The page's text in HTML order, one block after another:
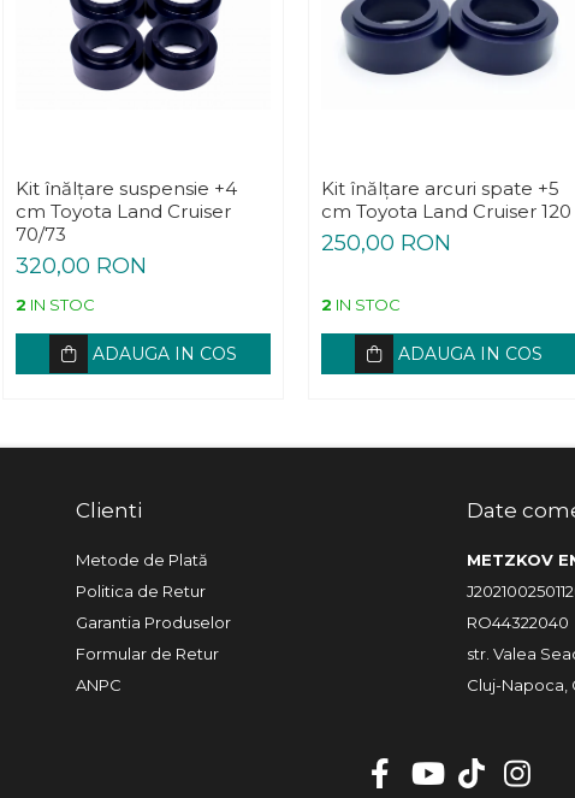
Kit înălțare suspensie +4
cm Toyota Land Cruiser
70/73
320,00 RON
2 IN STOC
ADAUGA IN COS
Kit înălțare arcuri spate +5
cm Toyota Land Cruiser 120
250,00 RON
2 IN STOC
ADAUGA IN COS
Clienti
Metode de Plată
Politica de Retur
Garantia Produselor
Formular de Retur
ANPC
Date
METZKOV
RO44322040
str. Valea
Cluj-Napoca,